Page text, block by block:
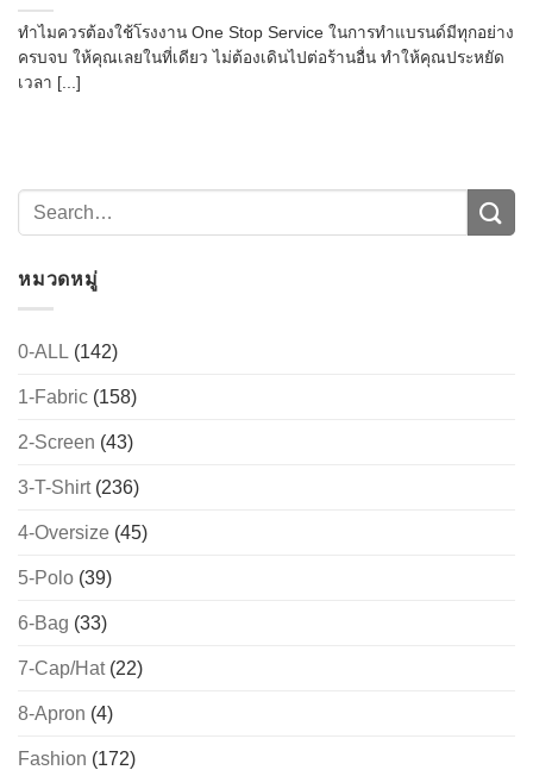
ทำไมควรต้องใช้โรงงาน One Stop Service ในการทำแบรนด์มีทุกอย่าง
ครบจบ ให้คุณเลยในที่เดียว ไม่ต้องเดินไปต่อร้านอื่น ทำให้คุณประหยัด
เวลา [...]
หมวดหมู่
0-ALL (142)
1-Fabric (158)
2-Screen (43)
3-T-Shirt(236)
4-Oversize (45)
5-Polo (39)
6-Bag (33)
7-Cap/Hat(22)
8-Apron (4)
Fashion (172)